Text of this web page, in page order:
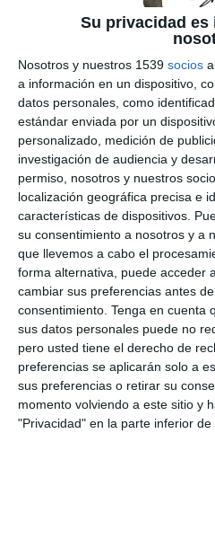
Su privacidad es
Nosotros y nuestros 1539 socios
a información en un dispositivo,
datos personales, como
estándar enviada por un
personalizado, medición de
investigación de audiencia y
permiso, nosotros y nuestros
localización geográfica precisa e
características de dispositivos.
su consentimiento a nosotros y a
que llevemos a cabo el
forma alternativa, puede acceder
cambiar sus preferencias antes
consentimiento. Tenga en cuenta
sus datos personales puede no
pero usted tiene el derecho de
preferencias se aplicarán solo a
sus preferencias o retirar su
momento volviendo a este sitio y
"Privacidad" en la parte inferior de
PASAPORTE COV1NAZ1 A
(CENSURADO)
🚨ANÁLISIS CENSURADO DEL
COMPARTE A TODOS
22531 visualizaciones hace 4 años